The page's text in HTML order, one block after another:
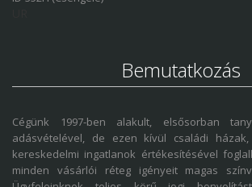
Bemutatkozás
Cégünk 1997-ben alakult, elsősorban
adásvételével, de ezen kívül családi
kereskedelmi ingatlanok értékesítésével
minden vásárlói réteg igényeit magas